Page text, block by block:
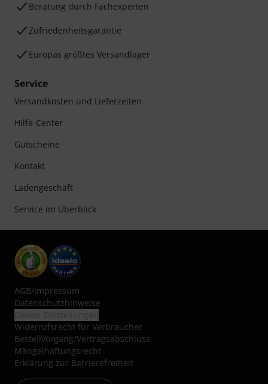
Beratung durch Fachexperten
Zufriedenheitsgarantie
Europas größtes Versandlager
Service
Versandkosten und Lieferzeiten
Hilfe-Center
Gutscheine
Kontakt
Ladengeschäft
Service im Überblick
AGB/Impressum
Datenschutzhinweise
Widerrufsrecht für Verbraucher
Bestellvorgang/Vertragsabschluss
Mängelhaftungsrecht
Erklärung zur Barrierefreiheit